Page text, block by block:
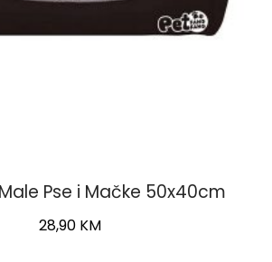
Pse i Mačke 50x40cm
28,90 KM